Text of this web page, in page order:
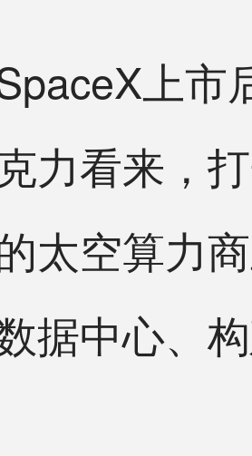
上市后
力看来，
太空算力
据中心、